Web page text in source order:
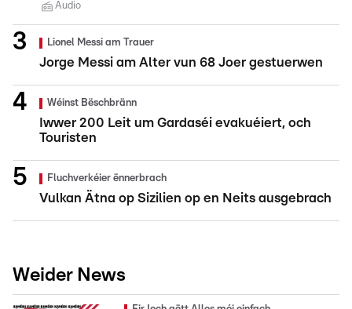
Audio
Lionel Messi am Trauer
Jorge Messi am Alter vun 68 Joer gestuerwen
Wéinst Bëschbränn
Iwwer 200 Leit um Gardaséi evakuéiert, och
Touristen
Fluchverkéier ënnerbrach
Vulkan Ätna op Sizilien op en Neits ausgebrach
Weider News